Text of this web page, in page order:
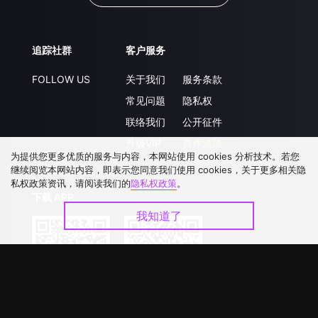
追踪社群
FOLLOW US
客户服务
关于我们
常见问题
联络我们
服务条款
隐私权
公开征件
为提供您更多优质的服务与内容，本网站使用 cookies 分析技术。若您
继续阅览本网站内容，即表示您同意我们使用 cookies，关于更多相关隐
私权政策资讯，请阅读我们的隐私权政策。
我知道了